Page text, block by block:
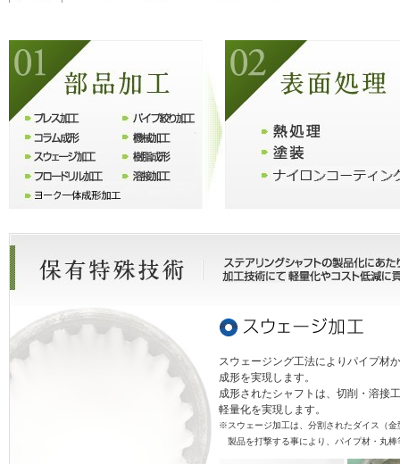
スウェージング工法によりパイプ材
成形を実現します。
成形されたシャフトは、切削・溶接
軽量化を実現します。
※スウェージ加工は、分割されたダイス（
製品を打撃する事により、パイプ材・丸